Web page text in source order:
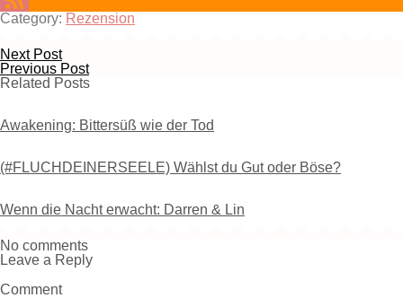
Category: Rezension
Next Post
Previous Post
Related Posts
Awakening: Bittersüß wie der Tod
(#FLUCHDEINERSEELE) Wählst du Gut oder Böse?
Wenn die Nacht erwacht: Darren & Lin
No comments
Leave a Reply
Comment